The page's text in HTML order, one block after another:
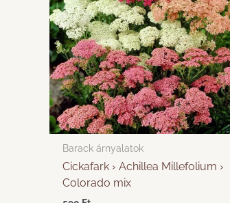
Barack árnyalatok
Cickafark › Achillea Millefolium ›
Colorado mix